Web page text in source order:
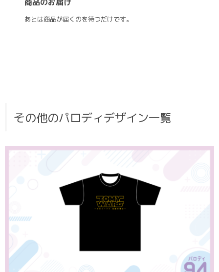
あとは商品が届くのを待つだけです。
その他のパロディデザイン一覧